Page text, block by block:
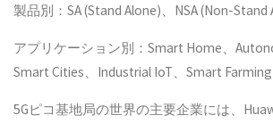
製品別：SA (Stand Alone)、NSA (Non-Stand
アプリケーション別：Smart Home、
Smart Cities、Industrial IoT、Smart Farming
5Gピコ基地局の世界の主要企業には、